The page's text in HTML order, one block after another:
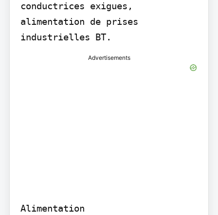
conductrices exigues,
alimentation de prises
industrielles BT.
Advertisements
Alimentation